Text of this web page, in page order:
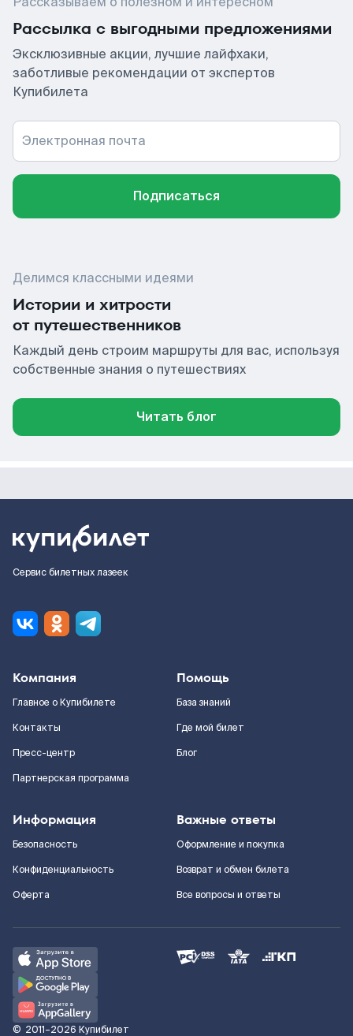
Рассылка с выгодными предложениями
Эксклюзивные акции, лучшие лайфхаки,
заботливые рекомендации от экспертов
Купибилета
Электронная почта
Подписаться
Делимся классными идеями
Истории и хитрости
от путешественников
Каждый день строим маршруты для вас, используя
собственные знания о путешествиях
Читать блог
Сервис билетных лазеек
Компания
Главное о Купибилете
Контакты
Пресс-центр
Партнерская программа
Помощь
База знаний
Где мой билет
Блог
Информация
Безопасность
Конфиденциальность
Оферта
Важные ответы
Оформление и покупка
Возврат и обмен билета
Все вопросы и ответы
© 2011–2026 Купибилет